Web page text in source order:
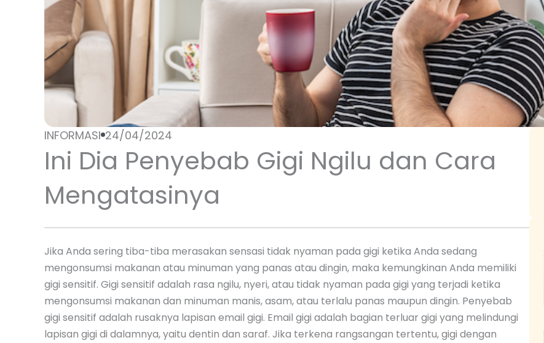
INFORMASI 24/04/2024
Ini Dia Penyebab Gigi Ngilu dan Cara
Mengatasinya
Jika Anda sering tiba-tiba merasakan sensasi tidak nyaman pada gigi ketika Anda sedang
mengonsumsi makanan atau minuman yang panas atau dingin, maka kemungkinan Anda memiliki
gigi sensitif. Gigi sensitif adalah rasa ngilu, nyeri, atau tidak nyaman pada gigi yang terjadi ketika
mengonsumsi makanan dan minuman manis, asam, atau terlalu panas maupun dingin. Penyebab
gigi sensitif adalah rusaknya lapisan email gigi. Email gigi adalah bagian terluar gigi yang melindungi
lapisan gigi di dalamnya, yaitu dentin dan saraf. Jika terkena rangsangan tertentu, gigi dengan